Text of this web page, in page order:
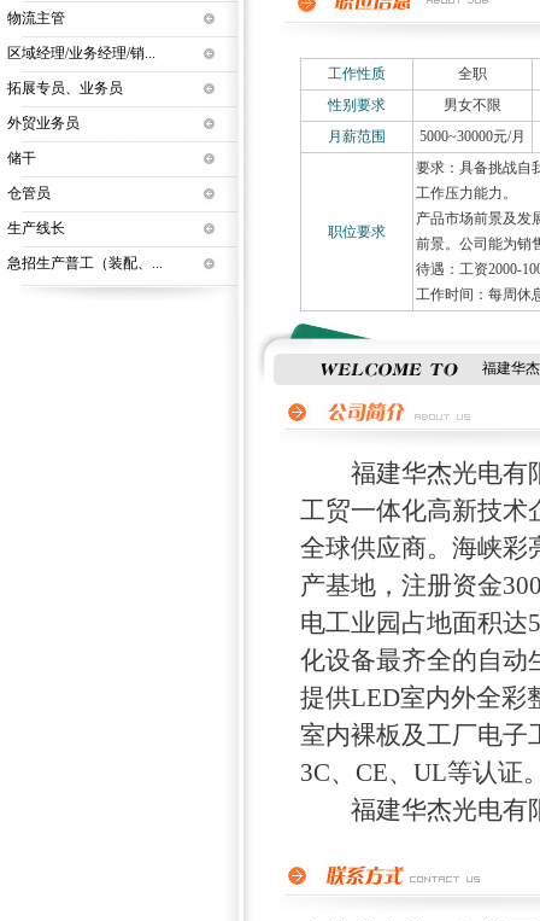
物流主管
区域经理/业务经理/销...
拓展专员、业务员
外贸业务员
储干
仓管员
生产线长
急招生产普工（装配、...
工作性质
全职
性别要求
男女不限
月薪范围
5000~30000元/月
职位要求
要求：具备挑战自
工作压力能力。
产品市场前景及发
前景。公司能为销
待遇：工资2000-
工作时间：每周休
福建华
福建华杰光电有限
工贸一体化高新技术
全球供应商。海峡彩
产基地，注册资金
电工业园占地面积达
化设备最齐全的自动
提供LED室内外全彩
室内裸板及工厂电子
3C、CE、UL等认证
福建华杰光电有限